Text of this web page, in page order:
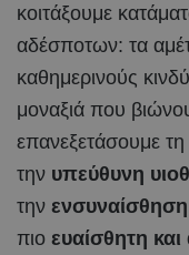
κοιτάξουμε
αδέσποτων: τα
καθημερινούς
μοναξιά που
επανεξετάσουμε
την υπεύθυνη
την ενσυναίσθηση
πιο ευαίσθητη